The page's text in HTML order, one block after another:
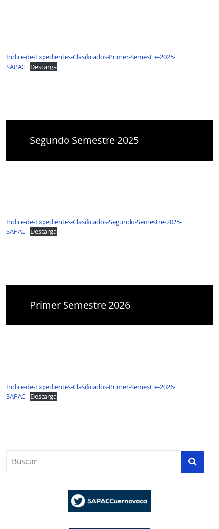
Indice-de-Expedientes-Clasificados-Primer-Semestre-2025-
SAPAC
Descarga
Segundo Semestre 2025
Indice-de-Expedientes-Clasificados-Segundo-Semestre-2025-
SAPAC
Descarga
Primer Semestre 2026
Indice-de-Expedientes-Clasificados-Primer-Semestre-2026-
SAPAC
Descarga